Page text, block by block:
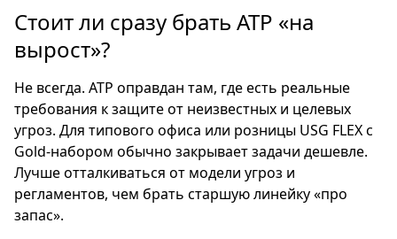
Стоит ли сразу брать ATP «на
вырост»?
Не всегда. ATP оправдан там, где есть реальные
требования к защите от неизвестных и целевых
угроз. Для типового офиса или розницы USG FLEX с
Gold-набором обычно закрывает задачи дешевле.
Лучше отталкиваться от модели угроз и
регламентов, чем брать старшую линейку «про
запас».